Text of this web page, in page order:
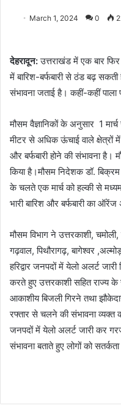
March 1, 2024 0
देहरादून:उत्तराखंड में एक बार
में बारिश-बर्फबारी से ठंड बढ़ सकती
संभावना जताई है। कहीं-कहीं
मौसम वैज्ञानिकों के अनुसार 1
मीटर से अधिक ऊंचाई वाले
और बर्फबारी होने की संभावना
किया है।मौसम निदेशक डॉ. बिक्रम
के चलते एक मार्च को हल्की से मध्यम
भारी बारिश और बर्फबारी का ऑरेंज
मौसम विभाग ने उत्तरकाशी‌,
गढ़वाल, पिथौरागढ़, बागेश्वर
हरिद्वार जनपदों में येलो अलर्ट
करते हुए उत्तरकाशी सहित राज्य
आकाशीय बिजली गिरने तथा
रफ्तार से चलने की संभावना व्यक्त
जनपदों में येलो अलर्ट जारी कर
संभावना बताते हुए लोगों को